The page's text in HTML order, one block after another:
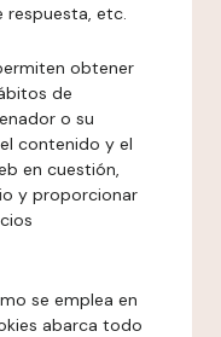
respuesta, etc.
obtener
de
o su
contenido y el
en cuestión,
y proporcionar
se emplea en
abarca todo